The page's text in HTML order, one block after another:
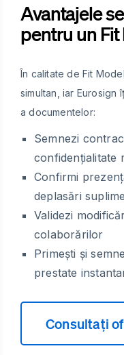
Avantajele
pentru un
În calitate de Fit
simultan, iar Eurosign
a documentelor:
Semnezi
confidențialitate
Confirmi
deplasări
Validezi
colaborărilor
Primești și
prestate
Consultați